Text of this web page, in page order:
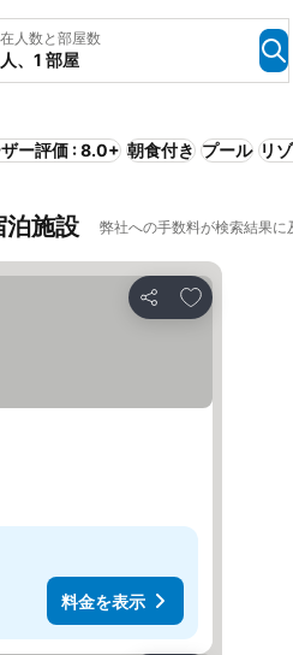
人数と部屋数
、1 部屋
ー評価 : 8.0+ 朝食付き プール リ
泊施設 弊社への手数料が検索結果に
シェア
お気に入りに
料金を表示